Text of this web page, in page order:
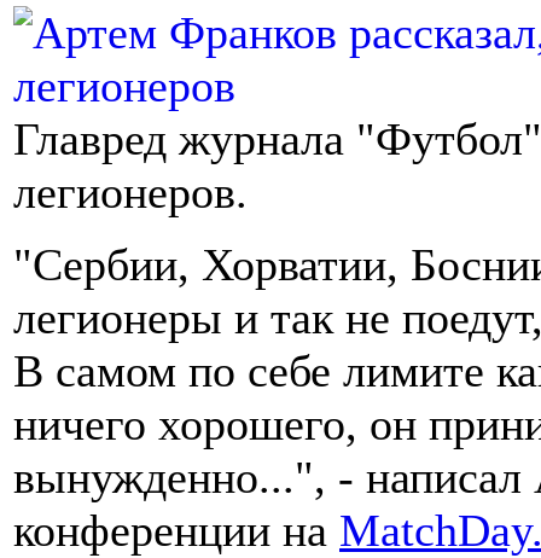
Главред журнала
легионеров.
"Сербии, Хорватии,
легионеры и так не
В самом по себе лимите
ничего хорошего, он
вынужденно...", - написал
конференции на